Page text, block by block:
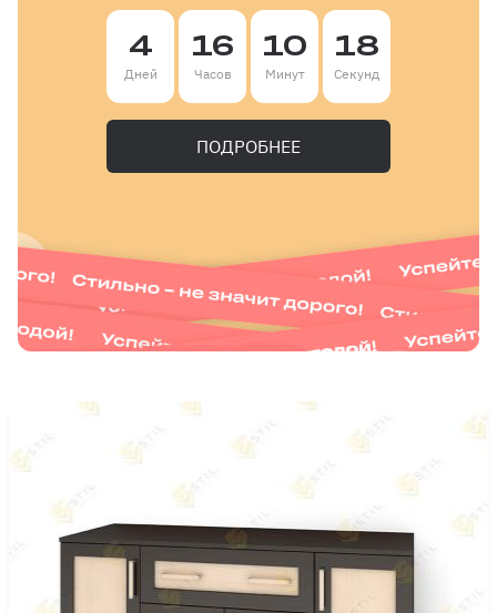
ПОДРОБНЕЕ
4
Дней
16
Часов
10
Минут
16
Секунд